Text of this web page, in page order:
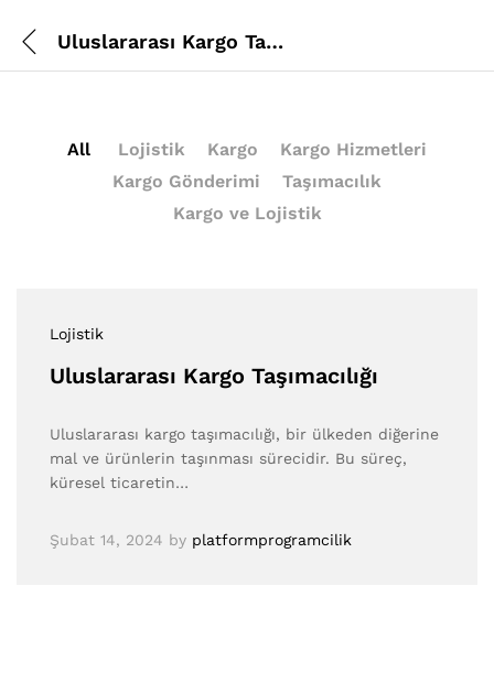
Uluslararası Kargo Taşımacılığı
All Lojistik Kargo
Kargo Hizmetleri
Kargo Gönderimi
Taşımacılık
Kargo ve Lojistik
Lojistik
Uluslararası Kargo Taşımacılığı
Uluslararası kargo taşımacılığı, bir ülkeden diğerine
mal ve ürünlerin taşınması sürecidir. Bu süreç,
küresel ticaretin…
Şubat 14, 2024 by platformprogramcilik